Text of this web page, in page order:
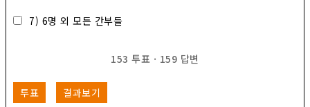
7) 6명 외 모든 간부들
153 투표 · 159 답변
투표 결과보기